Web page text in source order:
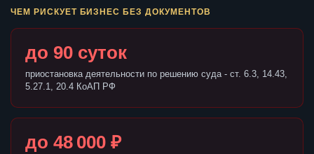
ЧЕМ РИСКУЕТ БИЗНЕС БЕЗ ДОКУМЕНТОВ
до 90 суток
приостановка деятельности по решению суда - ст. 6.3, 14.43,
5.27.1, 20.4 КоАП РФ
до 48 000 ₽